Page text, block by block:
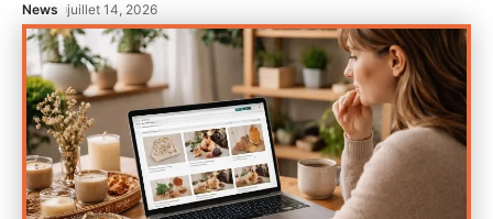
News juillet 14, 2026